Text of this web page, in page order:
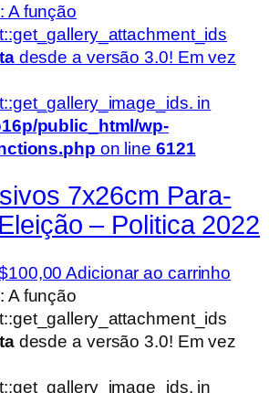
: A função
desde a versão 3.0! Em vez
in
public_html/wp-
on line 6121
7x26cm Para-
– Politica 2022
100,00 O
preço
atual
é:
Adicionar ao carrinho
: A função
desde a versão 3.0! Em vez
in